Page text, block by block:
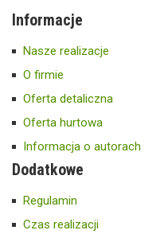
Informacje
Nasze realizacje
O firmie
Oferta detaliczna
Oferta hurtowa
Informacja o autorach
Dodatkowe
Regulamin
Czas realizacji